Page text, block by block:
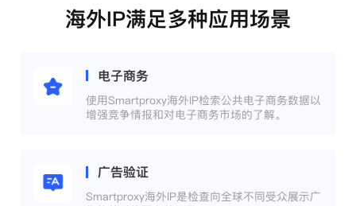
海外IP满足多种应用场景
电子商务
使用Smartproxy海外IP检索公共电子商务数据以
增强竞争情报和对电子商务市场的了解。
广告验证
Smartproxy海外IP是检查向全球不同受众展示广